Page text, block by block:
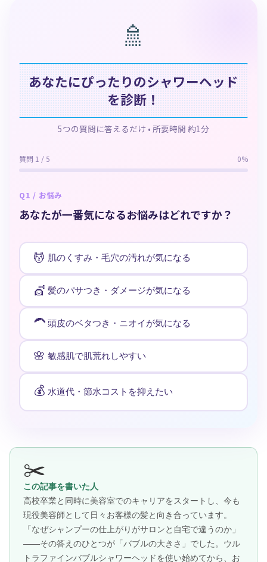
🚿
あなたにぴったりのシャワーヘッド
を診断！
5つの質問に答えるだけ • 所要時間 約1分
質問 1 / 5 0%
Q1 / お悩み
あなたが一番気になるお悩みはどれですか？
💆 肌のくすみ・毛穴の汚れが気になる
💇 髪のパサつき・ダメージが気になる
🦱 頭皮のベタつき・ニオイが気になる
🌸 敏感肌で肌荒れしやすい
💰 水道代・節水コストを抑えたい
✂️
この記事を書いた人
高校卒業と同時に美容室でのキャリアをスタートし、今も
現役美容師として日々お客様の髪と向き合っています。
「なぜシャンプーの仕上がりがサロンと自宅で違うのか」
——その答えのひとつが「バブルの大きさ」でした。ウル
トラファインバブルシャワーヘッドを使い始めてから、お